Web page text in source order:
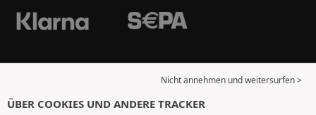
Nicht annehmen und weitersurfen >
ÜBER COOKIES UND ANDERE TRACKER